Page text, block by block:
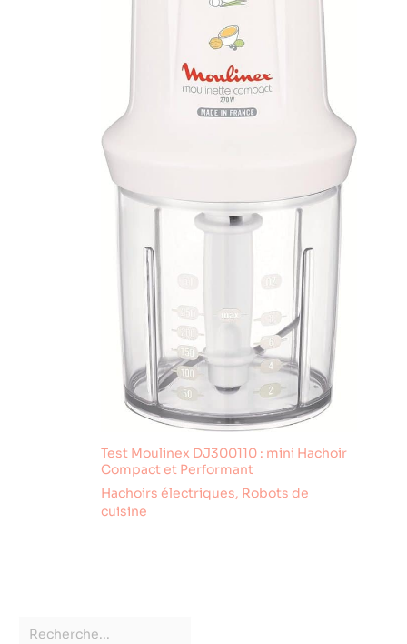
Test Moulinex DJ300110 : mini Hachoir
Compact et Performant
Hachoirs électriques, Robots de
cuisine